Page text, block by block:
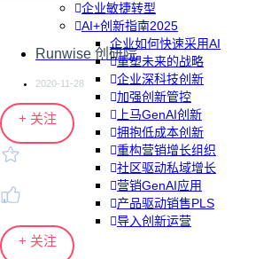
企业敏捷转型
AI+创新指南2025
企业如何快速采用AI
重塑未来的战略
企业深科技创新
加强创新管控
上马GenAI创新
拥抱低成本创新
重构营销增长组织
社区驱动私域增长
营销GenAI应用
产品驱动销售PLS
导入创新运营
Runwise 创研院
2020-11-28
+ 关注
+ 关注